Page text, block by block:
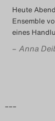
Das
Das
Heute
Ensemble
eines
– Anna
–––